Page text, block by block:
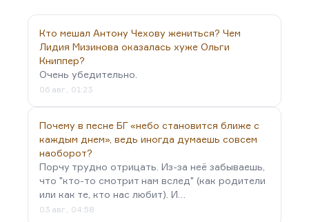
Марихуана – дело не в пропаганде наркотиков.
Но марихуана меняет характер мышления. Она
заметно снижает вашу собственную критичность.
И при таком подходе, мне кажется, даже в…
Кто мешал Антону Чехову жениться? Чем
Лидия Мизинова оказалась хуже Ольги
Книппер?
Очень убедительно.
06 авг., 01:23
Почему в песне БГ «небо становится ближе с
каждым днем», ведь иногда думаешь совсем
наоборот?
Порчу трудно отрицать. Из-за неё забываешь,
что "кто-то смотрит нам вслед" (как родители
или как те, кто нас любит). И…
03 авг., 04:58